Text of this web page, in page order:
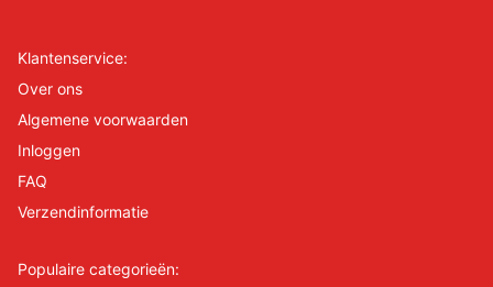
Klantenservice:
Over ons
Algemene voorwaarden
Inloggen
FAQ
Verzendinformatie
Populaire categorieën: